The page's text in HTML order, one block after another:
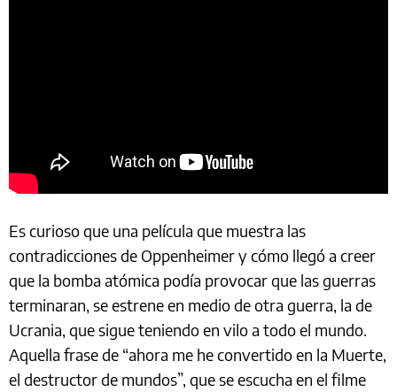
Es curioso que una película que muestra las
contradicciones de Oppenheimer y cómo llegó a creer
que la bomba atómica podía provocar que las guerras
terminaran, se estrene en medio de otra guerra, la de
Ucrania, que sigue teniendo en vilo a todo el mundo.
Aquella frase de “ahora me he convertido en la Muerte,
el destructor de mundos”, que se escucha en el filme